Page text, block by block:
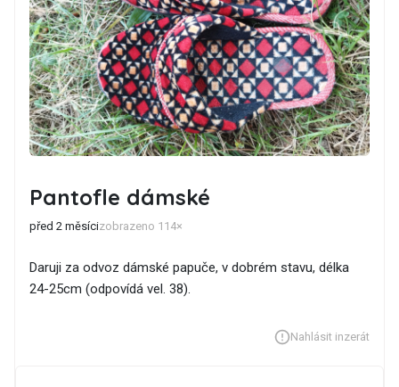
Pantofle dámské
před 2 měsícizobrazeno 114×
Daruji za odvoz dámské papuče, v dobrém stavu, délka
24-25cm (odpovídá vel. 38).
Nahlásit inzerát